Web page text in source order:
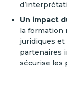
Un impact
la formation
juridiques et
partenaires
sécurise les